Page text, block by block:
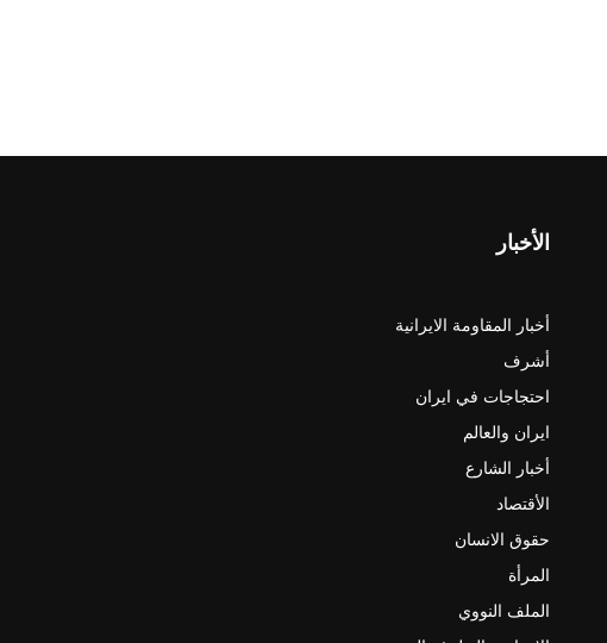
الأخبار
أخبار المقاومة الايرانية
أشرف
احتجاجات في ايران
ايران والعالم
أخبار الشارع
الأقتصاد
حقوق الانسان
المرأة
الملف النووي